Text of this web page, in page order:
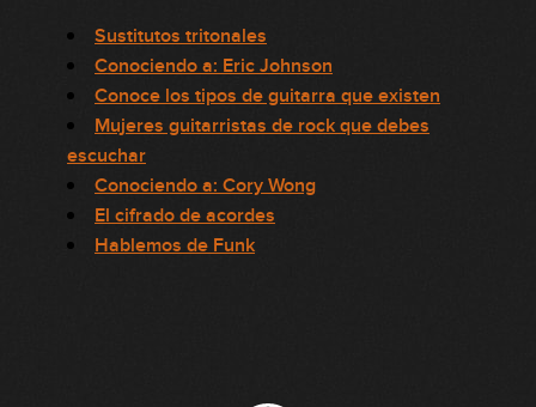
Sustitutos tritonales
Conociendo a: Eric Johnson
Conoce los tipos de guitarra que existen
Mujeres guitarristas de rock que debes
escuchar
Conociendo a: Cory Wong
El cifrado de acordes
Hablemos de Funk